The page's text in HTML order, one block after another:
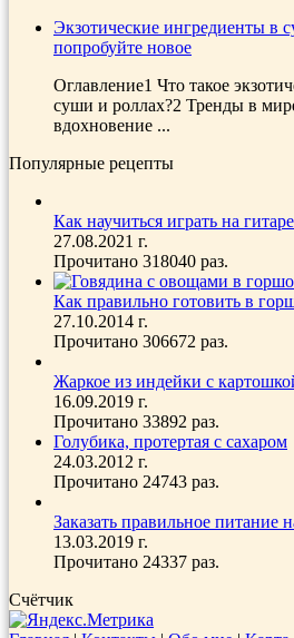
Экзотические ингредиенты в
попробуйте новое
Оглавление1 Что такое
суши и роллах?2 Тренды в
вдохновение ...
Популярные рецепты
Как научиться играть на
27.08.2021 г.
Прочитано 318040 раз.
Как правильно готовить в
27.10.2014 г.
Прочитано 306672 раз.
Жаркое из индейки с
16.09.2019 г.
Прочитано 33892 раз.
Голубика, протертая с сахаром
24.03.2012 г.
Прочитано 24743 раз.
Заказать правильное питание
13.03.2019 г.
Прочитано 24337 раз.
Счётчик